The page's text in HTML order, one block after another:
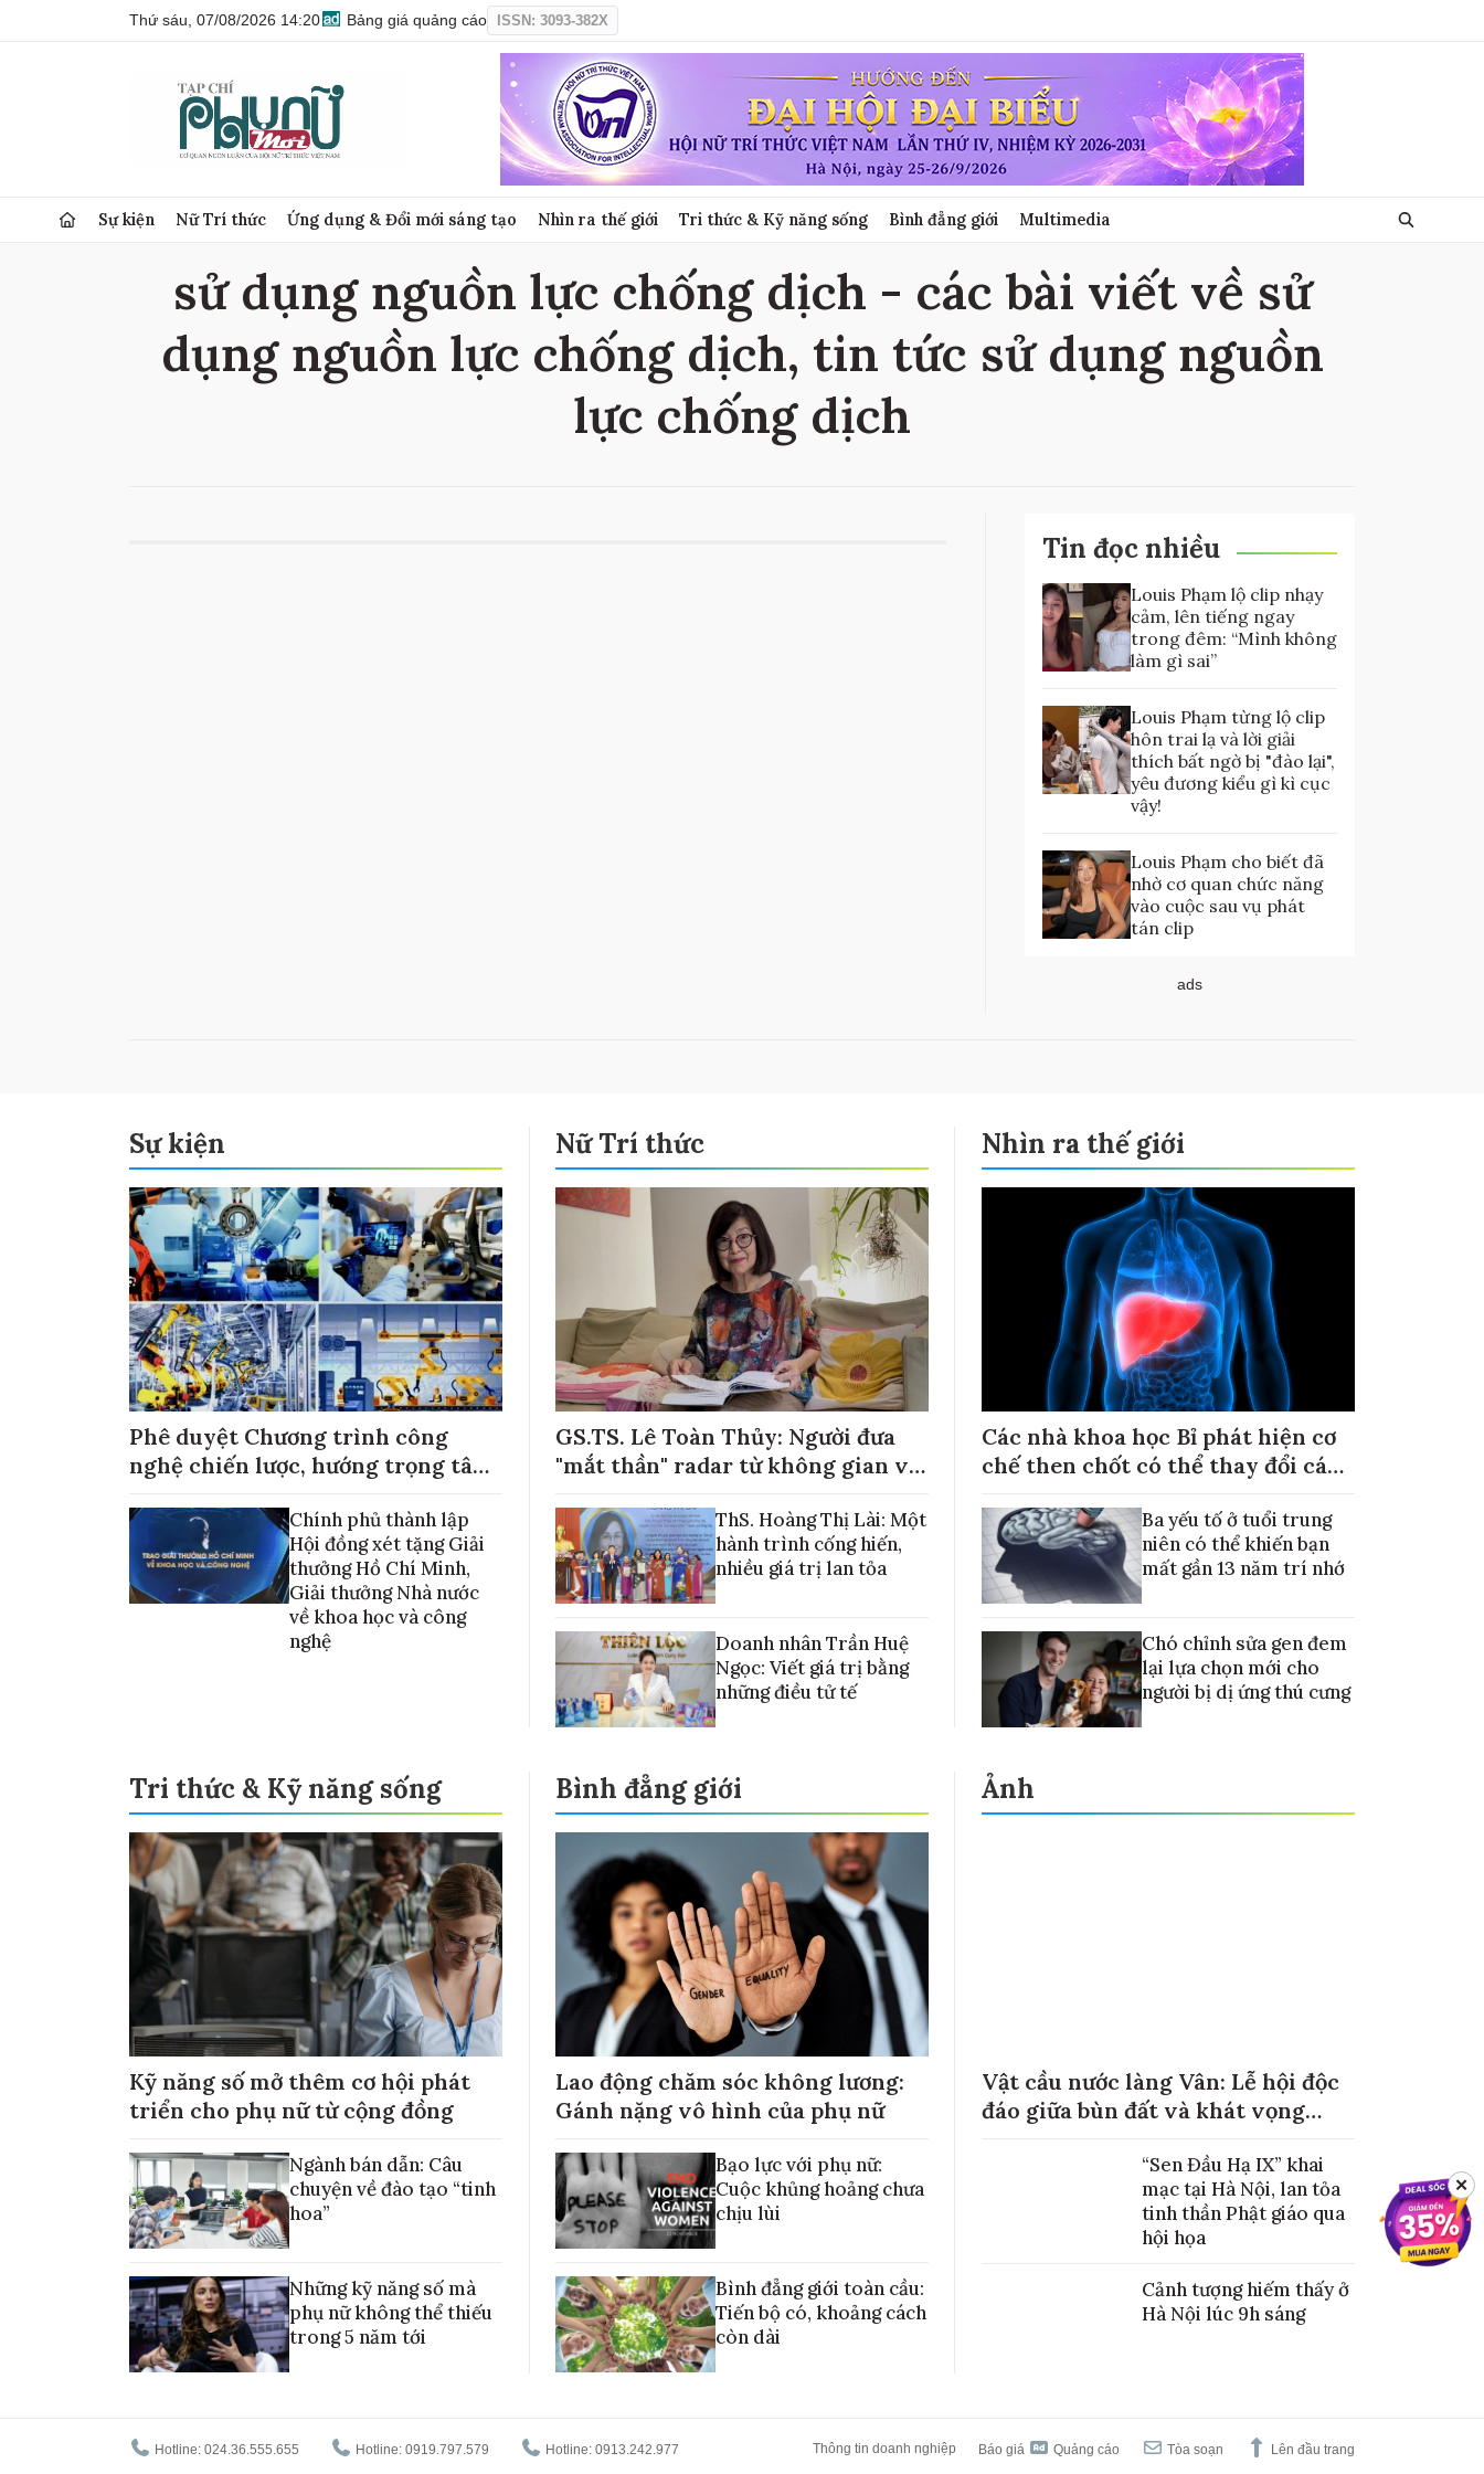
Thứ sáu, 07/08/2026 14:20 Bảng giá quảng cáo ISSN: 3093-382X
Sự kiện Nữ Trí thức Ứng dụng & Đổi mới sáng tạo Nhìn ra thế giới Tri thức & Kỹ năng sống Bình đẳng giới Multimedia
sử dụng nguồn lực chống dịch - các bài viết về sử
dụng nguồn lực chống dịch, tin tức sử dụng nguồn
lực chống dịch
Tin đọc nhiều
Louis Phạm lộ clip nhạy
cảm, lên tiếng ngay
trong đêm: “Mình không
làm gì sai”
Louis Phạm từng lộ clip
hôn trai lạ và lời giải
thích bất ngờ bị "đào lại",
yêu đương kiểu gì kì cục
vậy!
Louis Phạm cho biết đã
nhờ cơ quan chức năng
vào cuộc sau vụ phát
tán clip
ads
Sự kiện
Phê duyệt Chương trình công
nghệ chiến lược, hướng trọng tâm
Chính phủ thành lập
Hội đồng xét tặng Giải
thưởng Hồ Chí Minh,
Giải thưởng Nhà nước
về khoa học và công
nghệ
Nữ Trí thức
GS.TS. Lê Toàn Thủy: Người đưa
"mắt thần" radar từ không gian về
ThS. Hoàng Thị Lài: Một
hành trình cống hiến,
nhiều giá trị lan tỏa
Doanh nhân Trần Huệ
Ngọc: Viết giá trị bằng
những điều tử tế
Nhìn ra thế giới
Các nhà khoa học Bỉ phát hiện cơ
chế then chốt có thể thay đổi cách
Ba yếu tố ở tuổi trung
niên có thể khiến bạn
mất gần 13 năm trí nhớ
Chó chỉnh sửa gen đem
lại lựa chọn mới cho
người bị dị ứng thú cưng
Tri thức & Kỹ năng sống
Kỹ năng số mở thêm cơ hội phát
triển cho phụ nữ từ cộng đồng
Ngành bán dẫn: Câu
chuyện về đào tạo “tinh
hoa”
Những kỹ năng số mà
phụ nữ không thể thiếu
trong 5 năm tới
Bình đẳng giới
Lao động chăm sóc không lương:
Gánh nặng vô hình của phụ nữ
Bạo lực với phụ nữ:
Cuộc khủng hoảng chưa
chịu lùi
Bình đẳng giới toàn cầu:
Tiến bộ có, khoảng cách
còn dài
Ảnh
Vật cầu nước làng Vân: Lễ hội độc
đáo giữa bùn đất và khát vọng
“Sen Đầu Hạ IX” khai
mạc tại Hà Nội, lan tỏa
tinh thần Phật giáo qua
hội họa
Cảnh tượng hiếm thấy ở
Hà Nội lúc 9h sáng
Hotline: 024.36.555.655 Hotline: 0919.797.579 Hotline: 0913.242.977 Thông tin doanh nghiệp Báo giá Quảng cáo Tòa soạn Lên đầu trang
✕